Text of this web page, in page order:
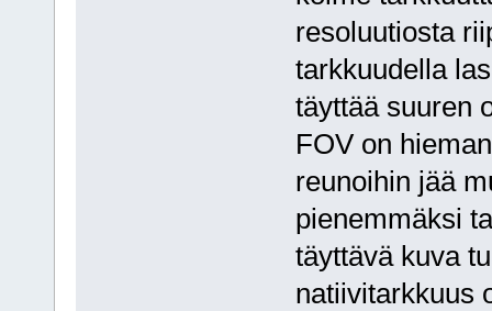
resoluutiosta
tarkkuudella
täyttää suuren
FOV on
reunoihin jää
pienemmäksi
täyttävä kuva
natiivitarkkuus